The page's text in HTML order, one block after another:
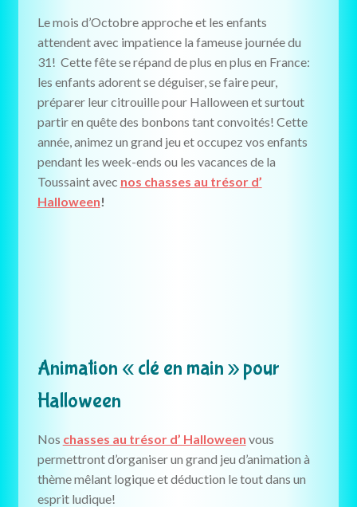
Le mois d’Octobre approche et les enfants
attendent avec impatience la fameuse journée du
31! Cette fête se répand de plus en plus en France:
les enfants adorent se déguiser, se faire peur,
préparer leur citrouille pour Halloween et surtout
partir en quête des bonbons tant convoités! Cette
année, animez un grand jeu et occupez vos enfants
pendant les week-ends ou les vacances de la
Toussaint avec nos chasses au trésor d’
Halloween!
Animation « clé en main » pour
Halloween
Nos chasses au trésor d’ Halloween vous
permettront d’organiser un grand jeu d’animation à
thème mêlant logique et déduction le tout dans un
esprit ludique!